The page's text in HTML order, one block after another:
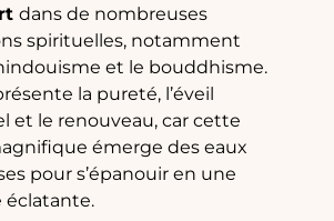
dans de nombreuses
spirituelles, notamment
et le bouddhisme.
la pureté, l’éveil
et le renouveau, car cette
émerge des eaux
pour s’épanouir en une
éclatante.